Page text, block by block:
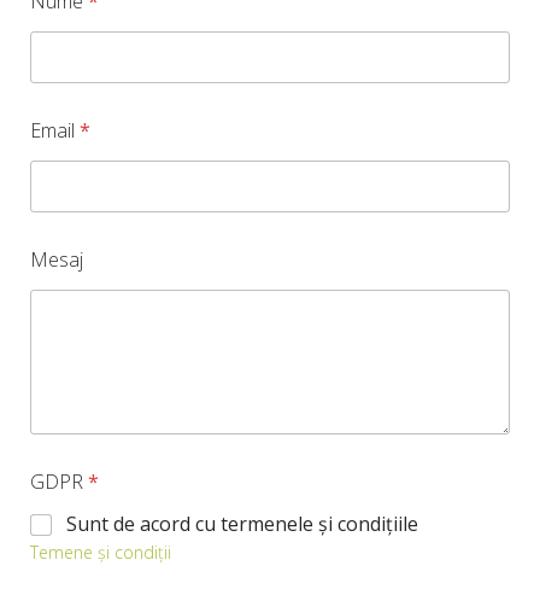
Email *
Mesaj
GDPR*
Sunt de acord cu termenele și condițiile
Temene și condiții